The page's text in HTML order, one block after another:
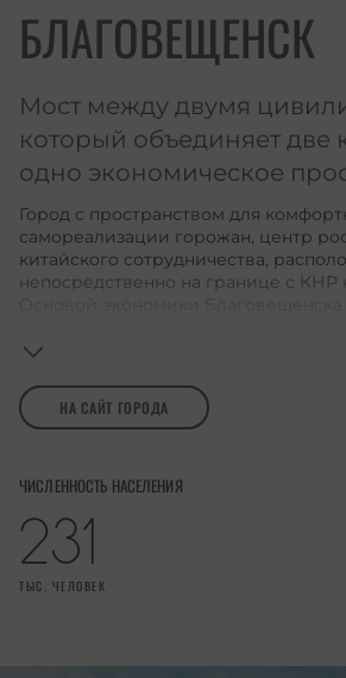
БЛАГОВЕЩЕНСК
Мост между двумя
который объединяет две
одно экономическое
Город с пространством для
самореализации горожан, центр
китайского сотрудничества,
непосредственно на границе с КНР
выпуску продуктов питания и
НА САЙТ ГОРОДА
ЧИСЛЕННОСТЬ НАСЕЛЕНИЯ
231
ТЫС. ЧЕЛОВЕК